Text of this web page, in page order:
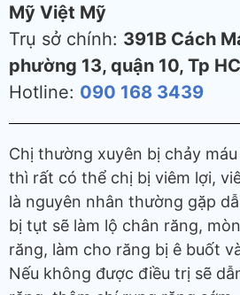
Mỹ Việt Mỹ
Trụ sở chính: 391B Cách
phường 13, quận 10, Tp
Hotline: 090 168 3439
Chị thường xuyên bị chảy
thì rất có thể chị bị viêm lợi,
là nguyên nhân thường gặp
bị tụt sẽ làm lộ chân răng,
răng, làm cho răng bị ê buốt
Nếu không được điều trị sẽ